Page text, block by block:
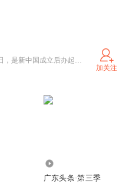
羊城晚报创刊于1957年10月1日，是新中国成立后办起的第一张大型综合性晚报，是广东省委主管主办的省级党报，深耕岭南，辐射全国至海外，曾有百万级发行量。2003年羊城晚报位列全球日报发行量20强。如今，羊城晚报已经发展成为集报纸、网站、客户端为一体的全媒体传播平台，2020年融合传播力指数综合得分在所有省级报纸中排名第三。
加关注
广东头条·第三季